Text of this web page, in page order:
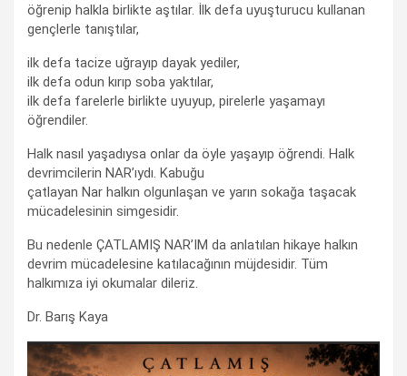
öğrenip halkla birlikte aştılar. İlk defa uyuşturucu kullanan
gençlerle tanıştılar,
ilk defa tacize uğrayıp dayak yediler,
ilk defa odun kırıp soba yaktılar,
ilk defa farelerle birlikte uyuyup, pirelerle yaşamayı
öğrendiler.
Halk nasıl yaşadıysa onlar da öyle yaşayıp öğrendi. Halk
devrimcilerin NAR’ıydı. Kabuğu
çatlayan Nar halkın olgunlaşan ve yarın sokağa taşacak
mücadelesinin simgesidir.
Bu nedenle ÇATLAMIŞ NAR’IM da anlatılan hikaye halkın
devrim mücadelesine katılacağının müjdesidir. Tüm
halkımıza iyi okumalar dileriz.
Dr. Barış Kaya